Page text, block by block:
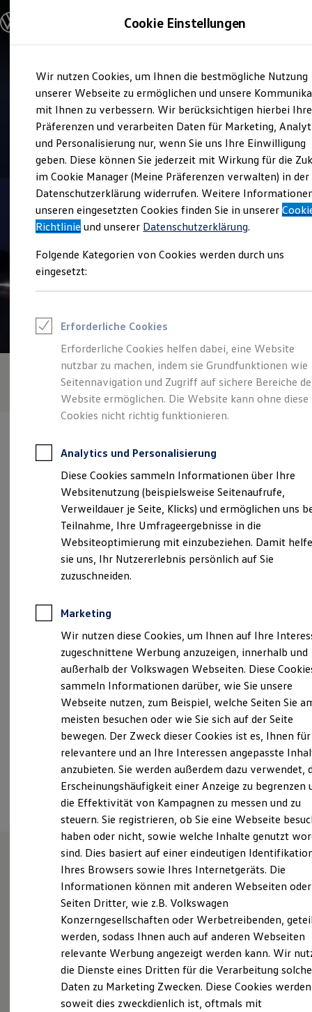
Hauptinhalt
springen
Footer
springen
Modelle und Konfigurator
Modelle vergleichen
Elektroautos
ENERGY Sondermodelle
Nutzfahrzeuge
SUV und CUV
Familienautos
Kombis
Kompaktwagen
Sportwagen
Schnell verfügbare Fahrzeuge
Angebote und Produkte
Aktuelle Angebote
E-Auto-Förderung
Volkswagen Marktplatz
Junge Gebrauchtwagen und Gebrauchtwagen
Volkswagen Zertifizierte Gebrauchtwagen
Zubehör- und Serviceangebote
Leasing
Leasing-Angebote
Gebrauchtwagen Leasing
Junge Gebrauchtwagen-Leasing
Elektroauto Leasing
Kleinwagen-Leasing
Leasing ohne Anzahlung
Finanzierung
Kfz-Versicherung
Restschuldversicherungen
Garantien
Wartungsverträge
Geschäftskunden
Professional Class bei Volkswagen
Großkunden
Behörden
Direktkunden
Sonderfahrzeuge
Anpfiff zum Gewinn
Elektroautos
ID. Tutorials
Elektrofahrzeugkonzepte
Reichweite
Reichweite der ID. Modelle
Reichweite im Winter
Laden
Laden unterwegs
Laden Zuhause
Ladestationen finden
Ladezeitensimulator
Batterie
Sicherheit
Garantie und Lebensdauer
Nachhaltigkeit
Technologie
Kosten und Kauf
Verbrauchskosten
Kaufoptionen
E-Auto-Förderung
Software und Konnektivität
ID. Software Versionen und Updates
Digitale Extras
Schnittstellen zu Ihrem ID.
Hybridautos
Marke und Erlebnis
Volkswagen R und R Experience
R-Modelle
Driving Experience
Verkauf und Service
bhg Autohandelsgesellschaft
mbH Tübingen
4.8|392 Bewertungen
Autohandelsgesellschaft mbH (Impressum & Rechtliches)
vw-tuebingen@bhg-mobile.de
+49 7071 942570
Montag Freitag 07:00 18:00
Samstag
08:30-12:30 Uhr
Sonntag
Geschlossen
Ansprechpartner
Wie können wir
Ihnen weiterhelfen?
Probefahrt vereinbaren
Cookie Einstellungen
Wir nutzen Cookies, um Ihnen die bestmögliche Nutzung
unserer Webseite zu ermöglichen und unsere
mit Ihnen zu verbessern. Wir berücksichtigen hierbei Ihre
Präferenzen und verarbeiten Daten für Marketing,
und Personalisierung nur, wenn Sie uns Ihre Einwilligung
geben. Diese können Sie jederzeit mit Wirkung für die
im Cookie Manager (Meine Präferenzen verwalten) in der
Datenschutzerklärung widerrufen. Weitere
unseren eingesetzten Cookies finden Sie in unserer
Richtlinie und unserer Datenschutzerklärung.
Folgende Kategorien von Cookies werden durch uns
eingesetzt:
Erforderliche Cookies
Erforderliche Cookies helfen dabei, eine Website
nutzbar zu machen, indem sie Grundfunktionen wie
Seitennavigation und Zugriff auf sichere Bereiche
Website ermöglichen. Die Website kann ohne diese
Cookies nicht richtig funktionieren.
Analytics und Personalisierung
Diese Cookies sammeln Informationen über Ihre
Websitenutzung (beispielsweise Seitenaufrufe,
Verweildauer je Seite, Klicks) und ermöglichen uns
Teilnahme, Ihre Umfrageergebnisse in die
Websiteoptimierung mit einzubeziehen. Damit
sie uns, Ihr Nutzererlebnis persönlich auf Sie
zuzuschneiden.
Marketing
Wir nutzen diese Cookies, um Ihnen auf Ihre
zugeschnittene Werbung anzuzeigen, innerhalb und
außerhalb der Volkswagen Webseiten. Diese
sammeln Informationen darüber, wie Sie unsere
Webseite nutzen, zum Beispiel, welche Seiten Sie
meisten besuchen oder wie Sie sich auf der Seite
bewegen. Der Zweck dieser Cookies ist es, Ihnen für
relevantere und an Ihre Interessen angepasste
anzubieten. Sie werden außerdem dazu verwendet,
Erscheinungshäufigkeit einer Anzeige zu begrenzen
die Effektivität von Kampagnen zu messen und zu
steuern. Sie registrieren, ob Sie eine Webseite
haben oder nicht, sowie welche Inhalte genutzt
sind. Dies basiert auf einer eindeutigen
Ihres Browsers sowie Ihres Internetgeräts. Die
Informationen können mit anderen Webseiten oder
Seiten Dritter, wie z.B. Volkswagen
Konzerngesellschaften oder Werbetreibenden,
werden, sodass Ihnen auch auf anderen Webseiten
relevante Werbung angezeigt werden kann. Wir
die Dienste eines Dritten für die Verarbeitung
Daten zu Marketing Zwecken. Diese Cookies
soweit dies zweckdienlich ist, oftmals mit